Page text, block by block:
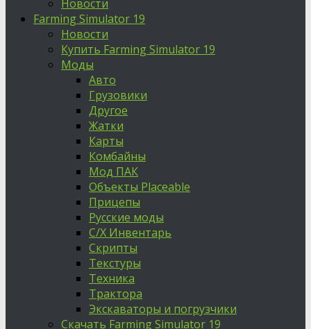
Новости
Farming Simulator 19
Новости
Купить Farming Simulator 19
Моды
Авто
Грузовики
Другое
Жатки
Карты
Комбайны
Мод ПАК
Объекты Placeable
Прицепы
Русские моды
С/Х Инвентарь
Скрипты
Текстуры
Техника
Трактора
Экскаваторы и погрузчики
Скачать Farming Simulator 19